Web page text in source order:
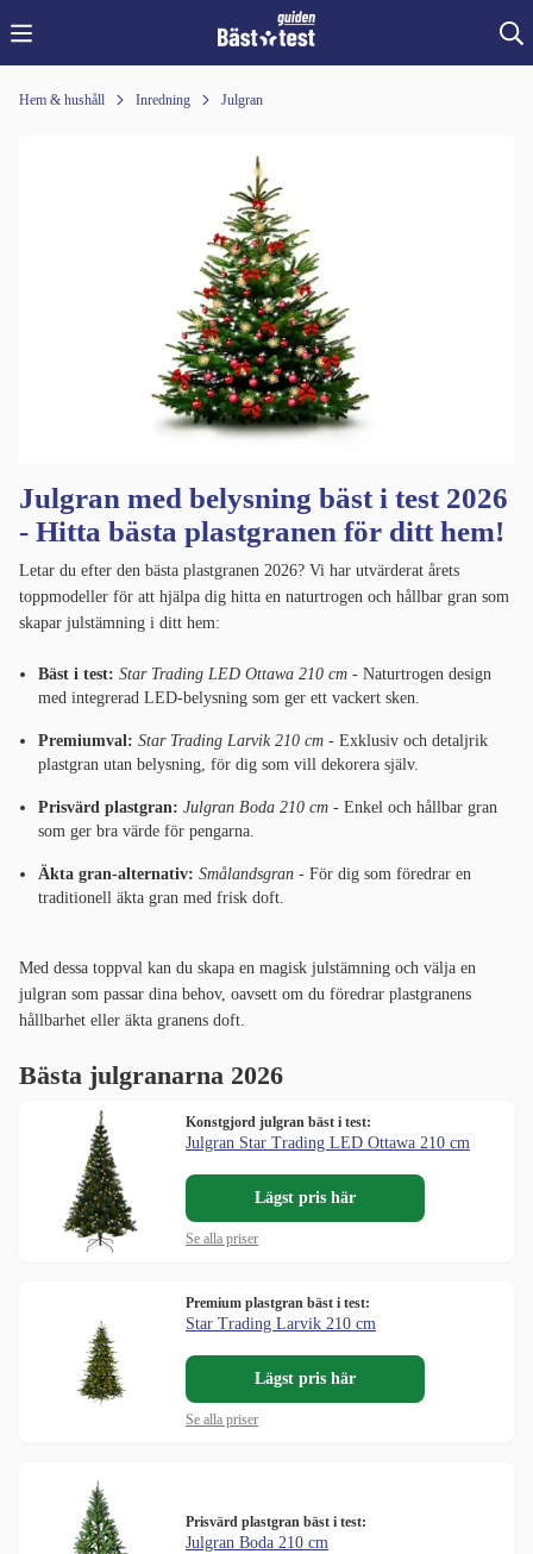
Hem & hushåll Inredning Julgran
Julgran med belysning bäst i test 2026
- Hitta bästa plastgranen för ditt hem!
Letar du efter den bästa plastgranen 2026? Vi har utvärderat årets
toppmodeller för att hjälpa dig hitta en naturtrogen och hållbar gran som
skapar julstämning i ditt hem:
Bäst i test: Star Trading LED Ottawa 210 cm - Naturtrogen design
med integrerad LED-belysning som ger ett vackert sken.
Premiumval: Star Trading Larvik 210 cm - Exklusiv och detaljrik
plastgran utan belysning, för dig som vill dekorera själv.
Prisvärd plastgran: Julgran Boda 210 cm - Enkel och hållbar gran
som ger bra värde för pengarna.
Äkta gran-alternativ: Smålandsgran - För dig som föredrar en
traditionell äkta gran med frisk doft.
Med dessa toppval kan du skapa en magisk julstämning och välja en
julgran som passar dina behov, oavsett om du föredrar plastgranens
hållbarhet eller äkta granens doft.
Bästa julgranarna 2026
Konstgjord julgran bäst i test:
Julgran Star Trading LED Ottawa 210 cm
Lägst pris här
Se alla priser
Premium plastgran bäst i test:
Star Trading Larvik 210 cm
Lägst pris här
Se alla priser
Prisvärd plastgran bäst i test:
Julgran Boda 210 cm